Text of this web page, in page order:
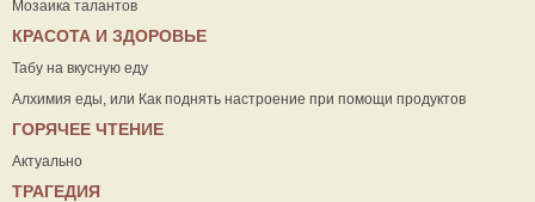
Мозаика талантов
КРАСОТА И ЗДОРОВЬЕ
Табу на вкусную еду
Алхимия еды, или Как поднять настроение при помощи продуктов
ГОРЯЧЕЕ ЧТЕНИЕ
Актуально
ТРАГЕДИЯ